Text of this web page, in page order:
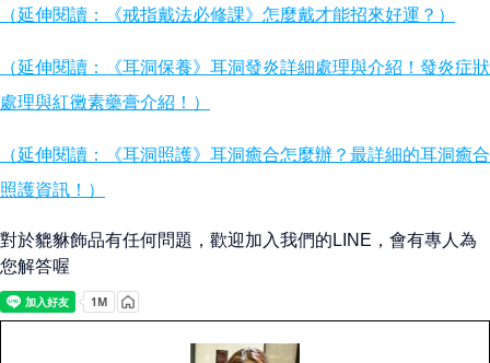
（延伸閱讀：《戒指戴法必修課》怎麼戴才能招來好運？）
（延伸閱讀：《耳洞保養》耳洞發炎詳細處理與介紹！發炎症狀
處理與紅黴素藥膏介紹！）
（延伸閱讀：《耳洞照護》耳洞癒合怎麼辦？最詳細的耳洞癒合
照護資訊！）
對於貔貅飾品有任何問題，歡迎加入我們的LINE，會有專人為
您解答喔